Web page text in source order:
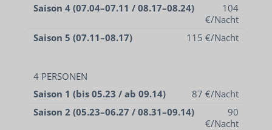
Saison 4 (07.04–07.11 / 08.17–08.24)
104
€/Nacht
Saison 5 (07.11–08.17)
115 €/Nacht
4 PERSONEN
Saison 1 (bis 05.23 / ab 09.14)
87 €/Nacht
Saison 2 (05.23–06.27 / 08.31–09.14)
90
€/Nacht